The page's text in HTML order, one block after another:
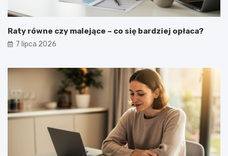
Raty równe czy malejące – co się bardziej opłaca?
7 lipca 2026